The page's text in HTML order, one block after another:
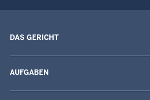
DAS GERICHT
AUFGABEN